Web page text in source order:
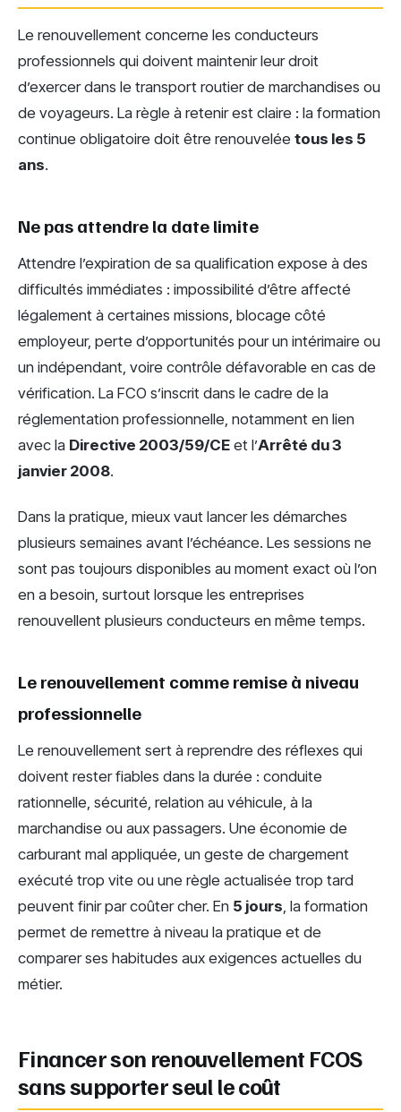
Le renouvellement concerne les conducteurs
professionnels qui doivent maintenir leur droit
d’exercer dans le transport routier de marchandises ou
de voyageurs. La règle à retenir est claire : la formation
continue obligatoire doit être renouvelée tous les 5
ans.
Ne pas attendre la date limite
Attendre l’expiration de sa qualification expose à des
difficultés immédiates : impossibilité d’être affecté
légalement à certaines missions, blocage côté
employeur, perte d’opportunités pour un intérimaire ou
un indépendant, voire contrôle défavorable en cas de
vérification. La FCO s’inscrit dans le cadre de la
réglementation professionnelle, notamment en lien
avec la Directive 2003/59/CE et l’Arrêté du 3
janvier 2008.
Dans la pratique, mieux vaut lancer les démarches
plusieurs semaines avant l’échéance. Les sessions ne
sont pas toujours disponibles au moment exact où l’on
en a besoin, surtout lorsque les entreprises
renouvellent plusieurs conducteurs en même temps.
Le renouvellement comme remise à niveau
professionnelle
Le renouvellement sert à reprendre des réflexes qui
doivent rester fiables dans la durée : conduite
rationnelle, sécurité, relation au véhicule, à la
marchandise ou aux passagers. Une économie de
carburant mal appliquée, un geste de chargement
exécuté trop vite ou une règle actualisée trop tard
peuvent finir par coûter cher. En 5 jours , la formation
permet de remettre à niveau la pratique et de
comparer ses habitudes aux exigences actuelles du
métier.
Financer son renouvellement FCOS
sans supporter seul le coût